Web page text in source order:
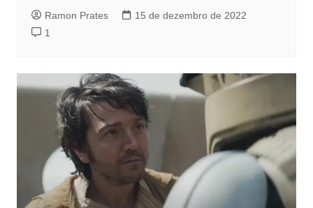
Ramon Prates
15 de dezembro de 2022
1